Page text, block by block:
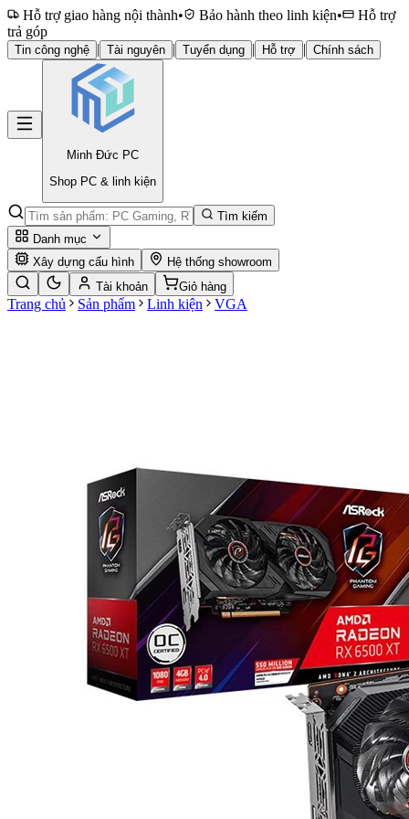
Hỗ trợ giao hàng nội thành• Bảo hành theo linh kiện•
Hỗ trợ
trả góp
Tin công nghệ | Tài nguyên | Tuyển dụng | Hỗ trợ | Chính sách
Minh Đức PC
Shop PC & linh kiện
Tìm kiếm
Danh mục
Xây dựng cấu hình
Hệ thống showroom
Tài khoản
Giỏ hàng
Trang chủ Sản phẩm Linh kiện VGA